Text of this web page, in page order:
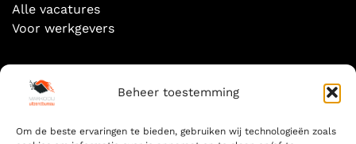
Beheer toestemming
Om de beste ervaringen te bieden, gebruiken wij technologieën zoals
Alle vacatures
Voor werkgevers
Socials